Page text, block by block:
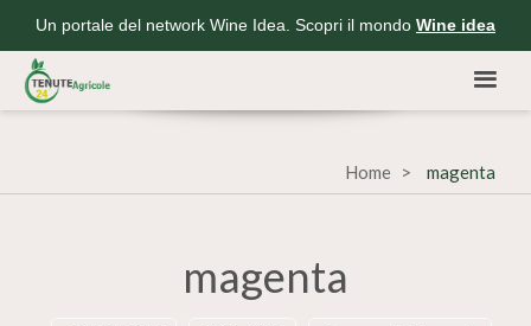
Un portale del network Wine Idea. Scopri il mondo Wine idea
Home magenta
magenta